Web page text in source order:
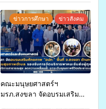
ข่าวการศึกษา ข่าวสังคม
คณะมนุษยศาสตร์ฯ
มรภ.สงขลา จัดอบรมเสริม